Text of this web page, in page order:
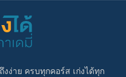
งง่าย ครบทุกคอร์ส เก่งได้ทุก